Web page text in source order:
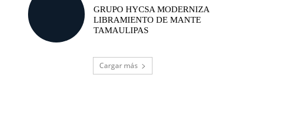
GRUPO HYCSA MODERNIZA
LIBRAMIENTO DE MANTE
TAMAULIPAS
Cargar más